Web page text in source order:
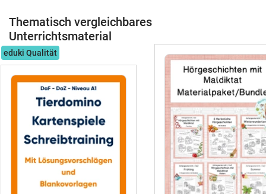
Thematisch vergleichbares
Unterrichtsmaterial
eduki Qualität